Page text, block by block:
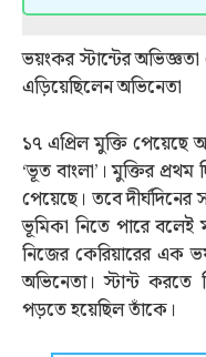
ভয়ংকর স্টান্টের
এড়িয়েছিলেন অভিনেতা
১৭ এপ্রিল মুক্তি পেয়েছে
‘ভূত বাংলা’। মুক্তির প্রথম
পেয়েছে। তবে
ভূমিকা নিতে পারে বলেই
নিজের কেরিয়ারের এক
অভিনেতা। স্টান্ট করতে
পড়তে হয়েছিল তাঁকে।